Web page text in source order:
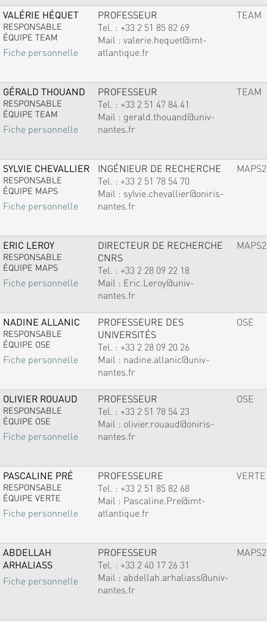
VALÉRIE HÉQUET
RESPONSABLE
ÉQUIPE TEAM
Fiche personnelle
PROFESSEUR
Tel. : +33 2 51 85 82 69
Mail : valerie.hequet@imt-
atlantique.fr
TEAM
GÉRALD THOUAND
RESPONSABLE
ÉQUIPE TEAM
Fiche personnelle
PROFESSEUR
Tel. : +33 2 51 47 84 41
Mail : gerald.thouand@univ-
nantes.fr
TEAM
SYLVIE CHEVALLIER
RESPONSABLE
ÉQUIPE MAPS
Fiche personnelle
INGÉNIEUR DE RECHERCHE
Tel. : +33 2 51 78 54 70
Mail : sylvie.chevallier@oniris-
nantes.fr
MAPS2
ERIC LEROY
RESPONSABLE
ÉQUIPE MAPS
Fiche personnelle
DIRECTEUR DE RECHERCHE
CNRS
Tel. : +33 2 28 09 22 18
Mail : Eric.Leroy@univ-
nantes.fr
MAPS2
NADINE ALLANIC
RESPONSABLE
ÉQUIPE OSE
Fiche personnelle
PROFESSEURE DES
UNIVERSITÉS
Tel. : +33 2 28 09 20 26
Mail : nadine.allanic@univ-
nantes.fr
OSE
OLIVIER ROUAUD
RESPONSABLE
ÉQUIPE OSE
Fiche personnelle
PROFESSEUR
Tel. : +33 2 51 78 54 23
Mail : olivier.rouaud@oniris-
nantes.fr
OSE
PASCALINE PRÉ
RESPONSABLE
ÉQUIPE VERTE
Fiche personnelle
PROFESSEURE
Tel. : +33 2 51 85 82 68
Mail : Pascaline.Pre@imt-
atlantique.fr
VERTE
ABDELLAH
ARHALIASS
Fiche personnelle
PROFESSEUR
Tel. : +33 2 40 17 26 31
Mail : abdellah.arhaliass@univ-
nantes.fr
MAPS2